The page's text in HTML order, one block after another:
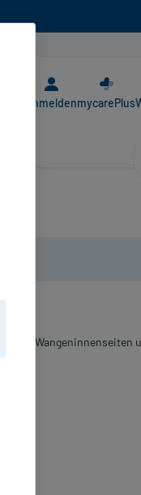
AnmeldenmycarePlus
den Wangeninnenseiten